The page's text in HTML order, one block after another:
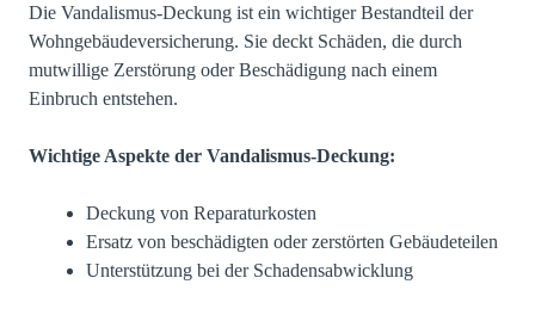
Die Vandalismus-Deckung ist ein wichtiger Bestandteil der
Wohngebäudeversicherung. Sie deckt Schäden, die durch
mutwillige Zerstörung oder Beschädigung nach einem
Einbruch entstehen.
Wichtige Aspekte der Vandalismus-Deckung:
Deckung von Reparaturkosten
Ersatz von beschädigten oder zerstörten Gebäudeteilen
Unterstützung bei der Schadensabwicklung